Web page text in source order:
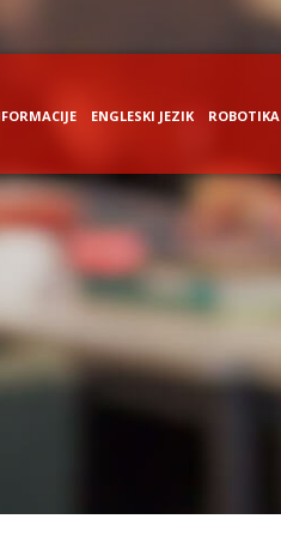
ENGLESKI JEZIK ROBOTIKA